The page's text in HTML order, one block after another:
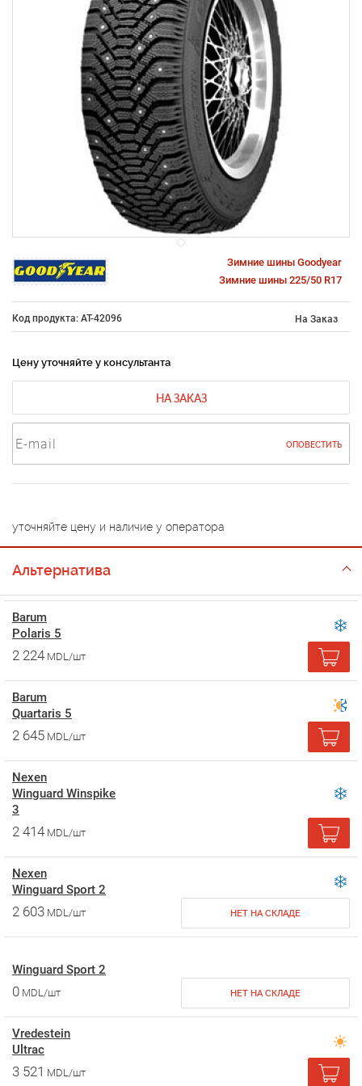
Зимние шины Goodyear
Зимние шины 225/50 R17
Код продукта: AT-42096 На Заказ
Цену уточняйте у консультанта
НА ЗАКАЗ
ОПОВЕСТИТЬ
уточняйте цену и наличие у оператора
Альтернатива
Barum
Polaris 5
2 224 MDL/шт
Barum
Quartaris 5
2 645 MDL/шт
Nexen
Winguard Winspike
3
2 414 MDL/шт
Nexen
Winguard Sport 2
2 603 MDL/шт НЕТ НА СКЛАДЕ
Winguard Sport 2
0 MDL/шт НЕТ НА СКЛАДЕ
Vredestein
Ultrac
3 521 MDL/шт